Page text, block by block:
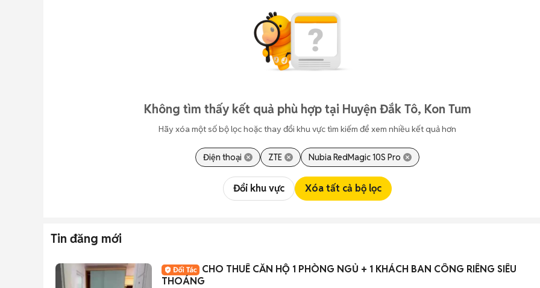
Không tìm thấy kết quả phù hợp tại Huyện Đắk Tô, Kon Tum
Hãy xóa một số bộ lọc hoặc thay đổi khu vực tìm kiếm để xem nhiều kết quả hơn
Điện thoại ZTE Nubia RedMagic 10S Pro
Đổi khu vực Xóa tất cả bộ lọc
Tin đăng mới
CHO THUÊ CĂN HỘ 1 PHÒNG NGỦ + 1 KHÁCH BAN CÔNG RIÊNG SIÊU
THOÁNG